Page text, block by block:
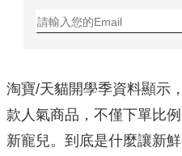
淘寶/天貓開學季資料顯示
款人氣商品 ，不僅下單比
新寵兒。到底是什麼讓新